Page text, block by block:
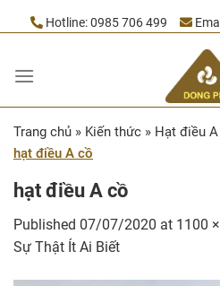
to
Hotline:0985 706 499
Trang chủ » Kiến thức » Hạt điều
hạt điều A cồ
hạt điều A cồ
Published 07/07/2020 at 1100
Sự Thật Ít Ai Biết